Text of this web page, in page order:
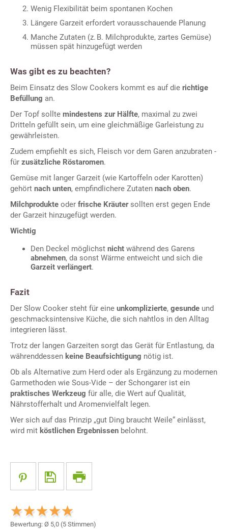
Wenig Flexibilität beim spontanen Kochen
Längere Garzeit erfordert vorausschauende Planung
Manche Zutaten (z. B. Milchprodukte, zartes Gemüse)
müssen spät hinzugefügt werden
Was gibt es zu beachten?
Beim Einsatz des Slow Cookers kommt es auf die richtige
Befüllung an.
Der Topf sollte mindestens zur Hälfte, maximal zu zwei
Dritteln gefüllt sein, um eine gleichmäßige Garleistung zu
gewährleisten.
Zudem empfiehlt es sich, Fleisch vor dem Garen anzubraten -
für zusätzliche Röstaromen.
Gemüse mit langer Garzeit (wie Kartoffeln oder Karotten)
gehört nach unten, empfindlichere Zutaten nach oben.
Milchprodukte oder frische Kräuter sollten erst gegen Ende
der Garzeit hinzugefügt werden.
Wichtig
Den Deckel möglichst nicht während des Garens
abnehmen, da sonst Wärme entweicht und sich die
Garzeit verlängert.
Fazit
Der Slow Cooker steht für eine unkomplizierte, gesunde und
geschmacksintensive Küche, die sich nahtlos in den Alltag
integrieren lässt.
Trotz der langen Garzeiten sorgt das Gerät für Entlastung, da
währenddessen keine Beaufsichtigung nötig ist.
Ob als Alternative zum Herd oder als Ergänzung zu modernen
Garmethoden wie Sous-Vide – der Schongarer ist ein
praktisches Werkzeug für alle, die Wert auf Qualität,
Nährstofferhalt und Aromenvielfalt legen.
Wer sich auf das Prinzip „gut Ding braucht Weile“ einlässt,
wird mit köstlichen Ergebnissen belohnt.
Bewertung: Ø 5,0 (5 Stimmen)